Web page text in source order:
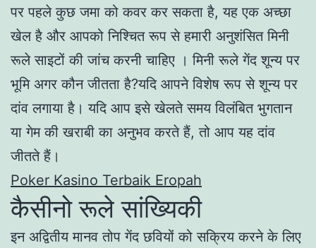
पर पहले कुछ जमा को कवर कर सकता है, यह एक अच्छा
खेल है और आपको निश्चित रूप से हमारी अनुशंसित मिनी
रूले साइटों की जांच करनी चाहिए । मिनी रूले गेंद शून्य पर
भूमि अगर कौन जीतता है?यदि आपने विशेष रूप से शून्य पर
दांव लगाया है। यदि आप इसे खेलते समय विलंबित भुगतान
या गेम की खराबी का अनुभव करते हैं, तो आप यह दांव
जीतते हैं।
Poker Kasino Terbaik Eropah
कैसीनो रूले सांख्यिकी
इन अद्वितीय मानव तोप गेंद छवियों को सक्रिय करने के लिए